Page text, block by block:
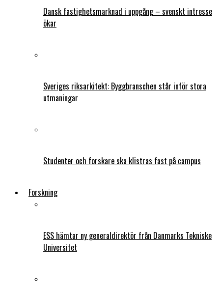
Dansk fastighetsmarknad i uppgång – svenskt intresse
ökar
Sveriges riksarkitekt: Byggbranschen står inför stora
utmaningar
Studenter och forskare ska klistras fast på campus
Forskning
ESS hämtar ny generaldirektör från Danmarks Tekniske
Universitet